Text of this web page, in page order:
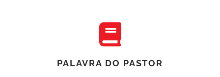
PALAVRA DO PASTOR